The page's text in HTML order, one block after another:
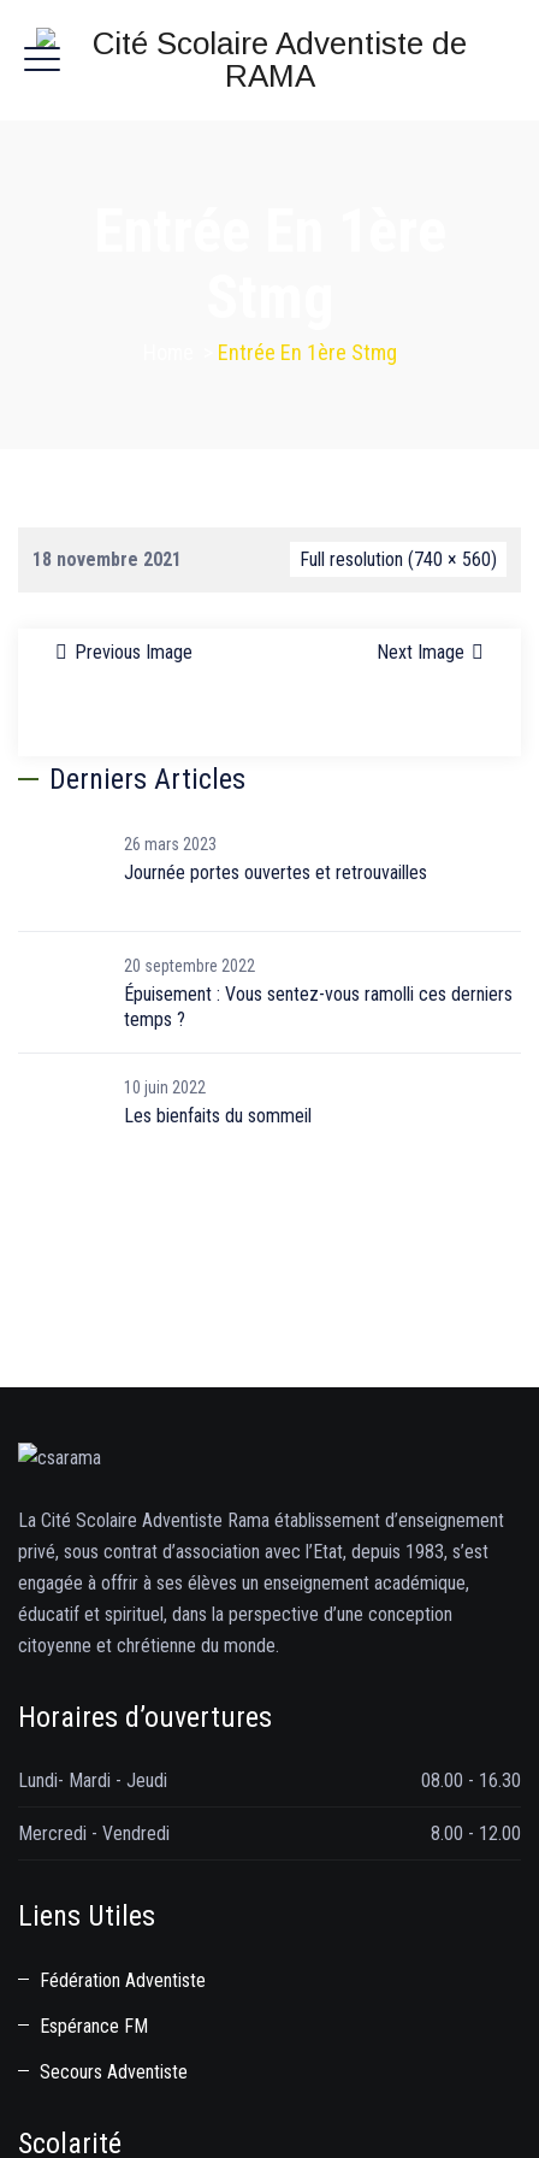
Entrée En 1ère Stmg
18 novembre 2021 Full resolution (740 × 560)
Previous Image Next Image
Derniers Articles
26 mars 2023
Journée portes ouvertes et retrouvailles
20 septembre 2022
Épuisement : Vous sentez-vous ramolli ces derniers
temps ?
10 juin 2022
Les bienfaits du sommeil
La Cité Scolaire Adventiste Rama établissement d’enseignement
privé, sous contrat d’association avec l’Etat, depuis 1983, s’est
engagée à offrir à ses élèves un enseignement académique,
éducatif et spirituel, dans la perspective d’une conception
citoyenne et chrétienne du monde.
Horaires d’ouvertures
Lundi- Mardi - Jeudi 08.00 - 16.30
Mercredi - Vendredi 8.00 - 12.00
Liens Utiles
Fédération Adventiste
Espérance FM
Secours Adventiste
Scolarité